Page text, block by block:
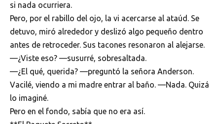
si nada ocurriera.
Pero, por el rabillo del ojo, la vi acercarse al ataúd. Se
detuvo, miró alrededor y deslizó algo pequeño dentro
antes de retroceder. Sus tacones resonaron al alejarse.
—¿Viste eso? —susurré, sobresaltada.
—¿El qué, querida? —preguntó la señora Anderson.
Vacilé, viendo a mi madre entrar al baño. —Nada. Quizá
lo imaginé.
Pero en el fondo, sabía que no era así.